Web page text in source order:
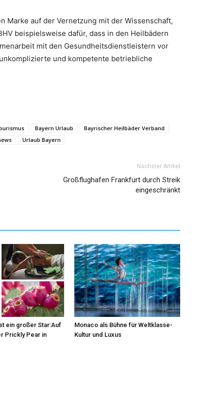
Marke auf der Vernetzung mit der Wissenschaft,
beispielsweise dafür, dass in den Heilbädern
mit den Gesundheitsdienstleistern vor
und kompetente betriebliche
Bayern Urlaub
Bayrischer Heilbäder Verband
Urlaub Bayern
Nächster Artikel
Großflughafen Frankfurt durch Streik
eingeschränkt
ein großer Star:Auf
Prickly Pear in
Monaco als Bühne für Weltklasse-
Kultur und Luxus